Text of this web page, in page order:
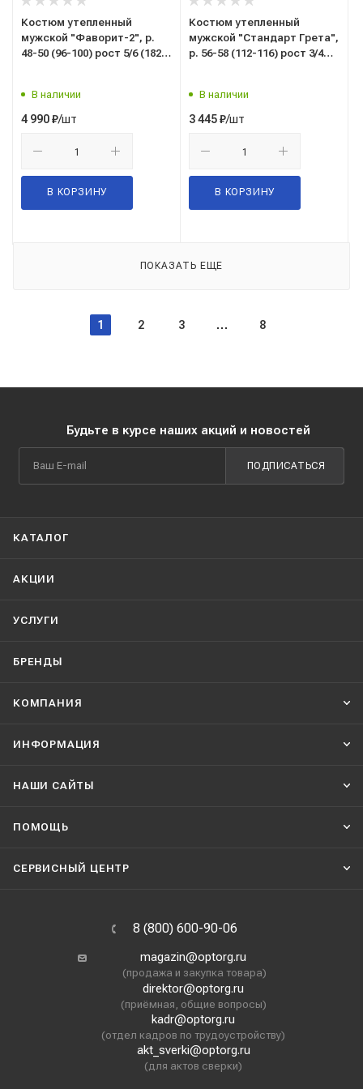
Костюм утепленный
мужской "Фаворит-2", р.
48-50 (96-100) рост 5/6 (182-
серый со св.серым и
красным
В наличии
4 990₽/шт
В КОРЗИНУ
Костюм утепленный
мужской "Стандарт Грета",
р. 56-58 (112-116) рост 3/4
синий/васильковый, с СОП
В наличии
3 445₽/шт
В КОРЗИНУ
ПОКАЗАТЬ ЕЩЕ
1 2 3 8
Будьте в курсе наших акций и новостей
ПОДПИСАТЬСЯ
КАТАЛОГ
АКЦИИ
УСЛУГИ
БРЕНДЫ
КОМПАНИЯ
ИНФОРМАЦИЯ
НАШИ CАЙТЫ
ПОМОЩЬ
СЕРВИСНЫЙ ЦЕНТР
8 (800) 600-90-06
magazin@optorg.ru
(продажа и закупка товара)
direktor@optorg.ru
(приёмная, общие вопросы)
kadr@optorg.ru
(отдел кадров по трудоустройству)
akt_sverki@optorg.ru
(для актов сверки)